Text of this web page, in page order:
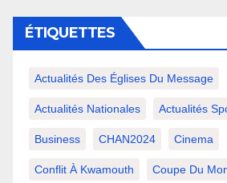
ÉTIQUETTES
Actualités Des Églises Du Message
Actualités Nationales Actualités
Business CHAN2024 Cinema
Conflit À Kwamouth Coupe Du